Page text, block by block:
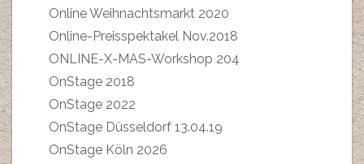
Online Weihnachtsmarkt 2020
Online-Preisspektakel Nov.2018
ONLINE-X-MAS-Workshop 204
OnStage 2018
OnStage 2022
OnStage Düsseldorf 13.04.19
OnStage Köln 2026